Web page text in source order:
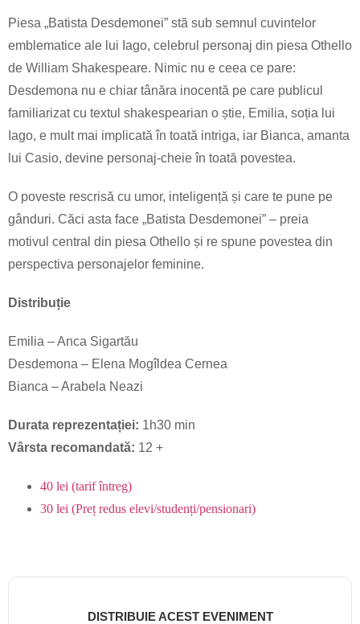
Piesa „Batista Desdemonei” stă sub semnul cuvintelor
emblematice ale lui Iago, celebrul personaj din piesa Othello
de William Shakespeare. Nimic nu e ceea ce pare:
Desdemona nu e chiar tânăra inocentă pe care publicul
familiarizat cu textul shakespearian o știe, Emilia, soția lui
Iago, e mult mai implicată în toată intriga, iar Bianca, amanta
lui Casio, devine personaj-cheie în toată povestea.
O poveste rescrisă cu umor, inteligență și care te pune pe
gânduri. Căci asta face „Batista Desdemonei” – preia
motivul central din piesa Othello și re spune povestea din
perspectiva personajelor feminine.
Distribuție
Emilia – Anca Sigartău
Desdemona – Elena Mogîldea Cernea
Bianca – Arabela Neazi
Durata reprezentației: 1h30 min
Vârsta recomandată: 12 +
40 lei (tarif întreg)
30 lei (Preț redus elevi/studenți/pensionari)
DISTRIBUIE ACEST EVENIMENT